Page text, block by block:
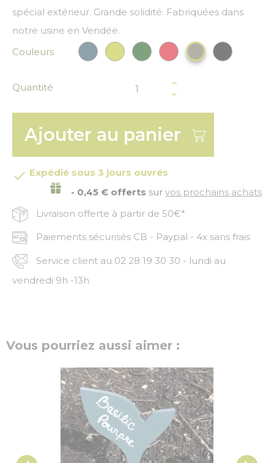
spécial extérieur. Grande solidité. Fabriquées dans
notre usine en Vendée.
Couleurs
Bleu paonVert anisVert FoncéRougeGris Noir
Quantité
Ajouter au panier
 Expédié sous 3 jours ouvrés
- 0,45 € offerts sur vos prochains achats
Livraison offerte à partir de 50€*
Paiements sécurisés CB - Paypal - 4x sans frais
Service client au 02 28 19 30 30 - lundi au
vendredi 9h -13h
Vous pourriez aussi aimer :